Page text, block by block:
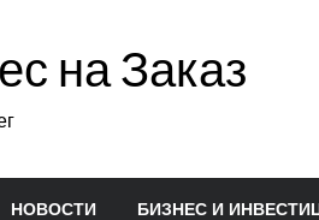
на Заказ
НОВОСТИ БИЗНЕС И